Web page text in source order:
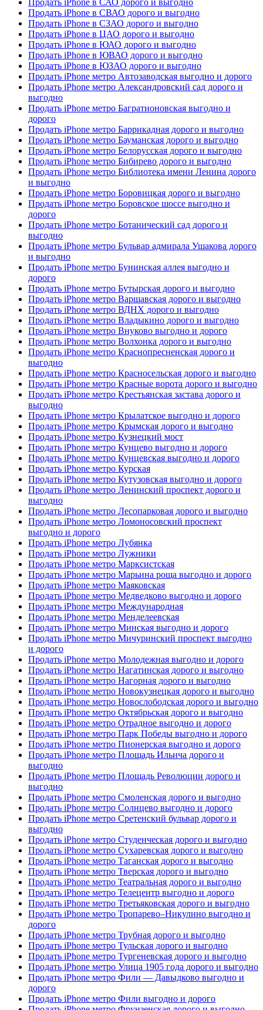
Продать iPhone в САО дорого и выгодно
Продать iPhone в СВАО дорого и выгодно
Продать iPhone в СЗАО дорого и выгодно
Продать iPhone в ЦАО дорого и выгодно
Продать iPhone в ЮАО дорого и выгодно
Продать iPhone в ЮВАО дорого и выгодно
Продать iPhone в ЮЗАО дорого и выгодно
Продать iPhone метро Автозаводская выгодно и дорого
Продать iPhone метро Александровский сад дорого и
выгодно
Продать iPhone метро Багратионовская выгодно и
дорого
Продать iPhone метро Баррикадная дорого и выгодно
Продать iPhone метро Бауманская дорого и выгодно
Продать iPhone метро Белорусская дорого и выгодно
Продать iPhone метро Бибирево дорого и выгодно
Продать iPhone метро Библиотека имени Ленина дорого
и выгодно
Продать iPhone метро Боровицкая дорого и выгодно
Продать iPhone метро Боровское шоссе выгодно и
дорого
Продать iPhone метро Ботанический сад дорого и
выгодно
Продать iPhone метро Бульвар адмирала Ушакова дорого
и выгодно
Продать iPhone метро Бунинская аллея выгодно и
дорого
Продать iPhone метро Бутырская дорого и выгодно
Продать iPhone метро Варшавская дорого и выгодно
Продать iPhone метро ВДНХ дорого и выгодно
Продать iPhone метро Владыкино дорого и выгодно
Продать iPhone метро Внуково выгодно и дорого
Продать iPhone метро Волхонка дорого и выгодно
Продать iPhone метро Краснопресненская дорого и
выгодно
Продать iPhone метро Красносельская дорого и выгодно
Продать iPhone метро Красные ворота дорого и выгодно
Продать iPhone метро Крестьянская застава дорого и
выгодно
Продать iPhone метро Крылатское выгодно и дорого
Продать iPhone метро Крымская дорого и выгодно
Продать iPhone метро Кузнецкий мост
Продать iPhone метро Кунцево выгодно и дорого
Продать iPhone метро Кунцевская выгодно и дорого
Продать iPhone метро Курская
Продать iPhone метро Кутузовская выгодно и дорого
Продать iPhone метро Ленинский проспект дорого и
выгодно
Продать iPhone метро Лесопарковая дорого и выгодно
Продать iPhone метро Ломоносовский проспект
выгодно и дорого
Продать iPhone метро Лубянка
Продать iPhone метро Лужники
Продать iPhone метро Марксистская
Продать iPhone метро Марьина роща выгодно и дорого
Продать iPhone метро Маяковская
Продать iPhone метро Медведково выгодно и дорого
Продать iPhone метро Международная
Продать iPhone метро Менделеевская
Продать iPhone метро Минская выгодно и дорого
Продать iPhone метро Мичуринский проспект выгодно
и дорого
Продать iPhone метро Молодежная выгодно и дорого
Продать iPhone метро Нагатинская дорого и выгодно
Продать iPhone метро Нагорная дорого и выгодно
Продать iPhone метро Новокузнецкая дорого и выгодно
Продать iPhone метро Новослободская дорого и выгодно
Продать iPhone метро Октябрьская дорого и выгодно
Продать iPhone метро Отрадное выгодно и дорого
Продать iPhone метро Парк Победы выгодно и дорого
Продать iPhone метро Пионерская выгодно и дорого
Продать iPhone метро Площадь Ильича дорого и
выгодно
Продать iPhone метро Площадь Революции дорого и
выгодно
Продать iPhone метро Смоленская дорого и выгодно
Продать iPhone метро Солнцево выгодно и дорого
Продать iPhone метро Сретенский бульвар дорого и
выгодно
Продать iPhone метро Студенческая дорого и выгодно
Продать iPhone метро Сухаревская дорого и выгодно
Продать iPhone метро Таганская дорого и выгодно
Продать iPhone метро Тверская дорого и выгодно
Продать iPhone метро Театральная дорого и выгодно
Продать iPhone метро Телецентр выгодно и дорого
Продать iPhone метро Третьяковская дорого и выгодно
Продать iPhone метро Тропарево–Никулино выгодно и
дорого
Продать iPhone метро Трубная дорого и выгодно
Продать iPhone метро Тульская дорого и выгодно
Продать iPhone метро Тургеневская дорого и выгодно
Продать iPhone метро Улица 1905 года дорого и выгодно
Продать iPhone метро Фили — Давыдково выгодно и
дорого
Продать iPhone метро Фили выгодно и дорого